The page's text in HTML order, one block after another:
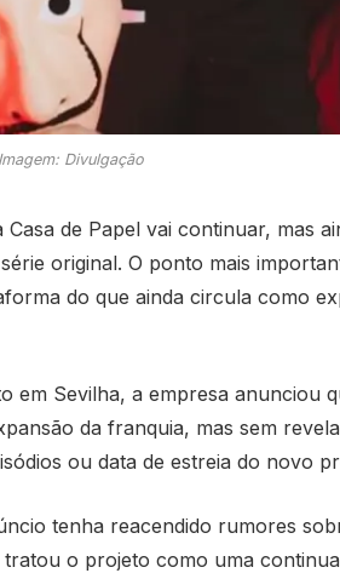
Imagem: Divulgação
de Papel vai continuar, mas
original. O ponto mais
do que ainda circula como
em Sevilha, a empresa anunciou
da franquia, mas sem
ou data de estreia do novo
tenha reacendido rumores
tratou o projeto como uma